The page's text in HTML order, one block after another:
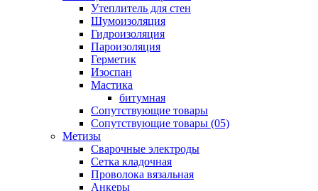
Утеплитель для стен
Шумоизоляция
Гидроизоляция
Пароизоляция
Герметик
Изоспан
Мастика
битумная
Сопутствующие товары
Сопутствующие товары (05)
Метизы
Сварочные электроды
Сетка кладочная
Проволока вязальная
Анкеры